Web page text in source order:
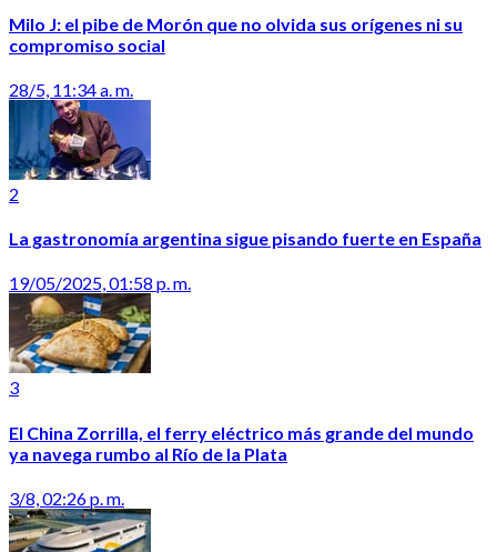
Milo J: el pibe de Morón que no olvida sus orígenes ni su
compromiso social
28/5, 11:34 a. m.
2
La gastronomía argentina sigue pisando fuerte en España
19/05/2025, 01:58 p. m.
3
El China Zorrilla, el ferry eléctrico más grande del mundo
ya navega rumbo al Río de la Plata
3/8, 02:26 p. m.